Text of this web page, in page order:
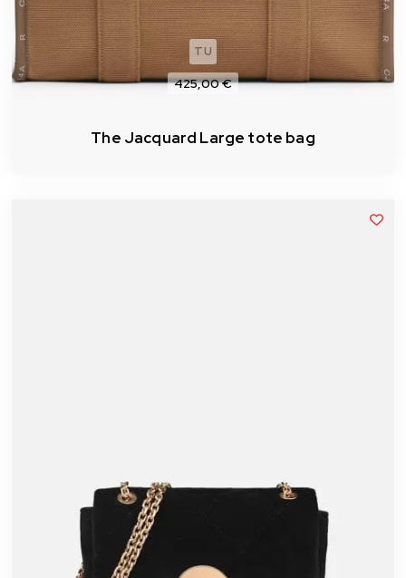
TU
425,00 €
The Jacquard Large tote bag